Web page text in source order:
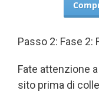
Passo 2: Fase 2:
Fate attenzione
sito prima di